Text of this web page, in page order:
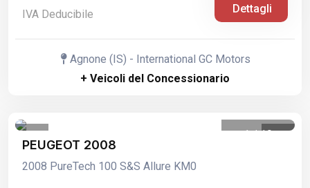
IVA Deducibile Dettagli
Agnone (IS) - International GC Motors
+ Veicoli del Concessionario
1 /19
PEUGEOT 2008
2008 PureTech 100 S&S Allure KM0